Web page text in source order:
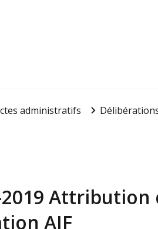
administratifs
2019
AIF